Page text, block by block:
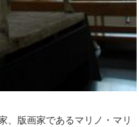
、版画家であるマリノ・マリ